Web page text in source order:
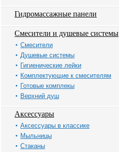
Гидромассажные панели
Смесители и душевые системы
Смесители
Душевые системы
Гигиенические лейки
Комплектующие к смесителям
Готовые комплекы
Верхний душ
Аксессуары
Аксессуары в классике
Мыльницы
Стаканы